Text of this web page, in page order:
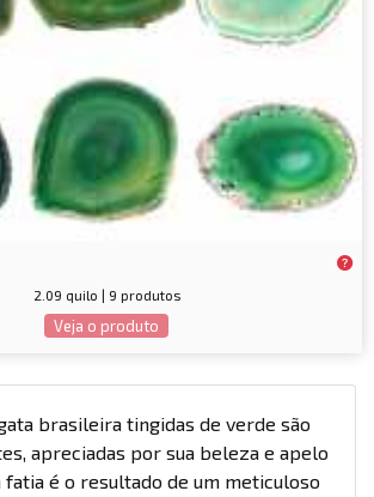
2.09 quilo | 9 produtos
Veja o produto
brasileira tingidas de verde são
apreciadas por sua beleza e apelo
fatia é o resultado de um meticuloso